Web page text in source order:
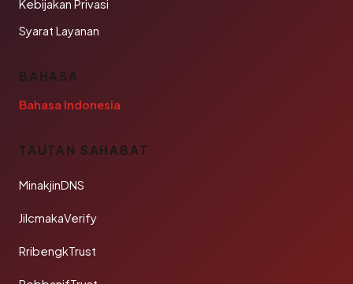
Kebijakan Privasi
Syarat Layanan
BAHASA
Bahasa Indonesia
TAUTAN SAHABAT
MinakjinDNS
JilcmakaVerify
RribengkTrust